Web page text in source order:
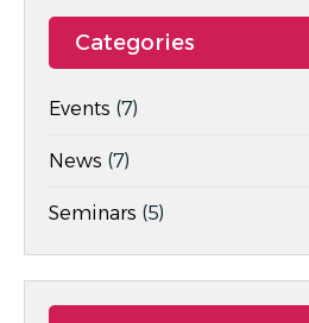
Categories
Events (7)
News (7)
Seminars (5)